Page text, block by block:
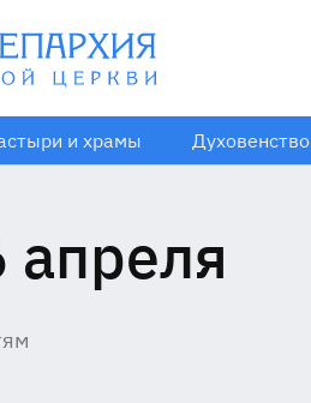
и храмы Духовенство
апреля